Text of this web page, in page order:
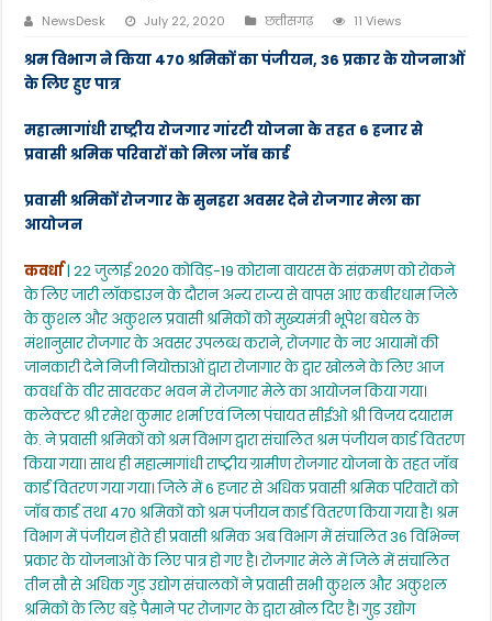
NewsDesk July 22, 2020 छत्तीसगढ़ 11 Views
श्रम विभाग ने किया 470 श्रमिकों का पंजीयन, 36 प्रकार के योजनाओं
के लिए हुए पात्र
महात्मागांधी राष्ट्रीय रोजगार गांरटी योजना के तहत 6 हजार से
प्रवासी श्रमिक परिवारों को मिला जॉब कार्ड
प्रवासी श्रमिकों रोजगार के सुनहरा अवसर देने रोजगार मेला का
आयोजन
कवर्धा| 22 जुलाई 2020 कोविड़-19 कोराना वायरस के संक्रमण को रोकने
के लिए जारी लॉकडाउन के दौरान अन्य राज्य से वापस आए कबीरधाम जिले
के कुशल और अकुशल प्रवासी श्रमिकों को मुख्यमंत्री भूपेश बघेल के
मंशानुसार रोजगार के अवसर उपलब्ध कराने, रोजगार के नए आयामों की
जानकारी देने निजी नियोक्ताओं द्वारा रोजागार के द्वार खोलने के लिए आज
कवर्धा के वीर सावरकर भवन में रोजगार मेले का आयोजन किया गया।
कलेक्टर श्री रमेश कुमार शर्मा एवं जिला पंचायत सीईओ श्री विजय दयाराम
के. ने प्रवासी श्रमिकों को श्रम विभाग द्वारा संचालित श्रम पंजीयन कार्ड वितरण
किया गया। साथ ही महात्मागांधी राष्ट्रीय ग्रामीण रोजगार योजना के तहत जॉब
कार्ड वितरण गया गया। जिले में 6 हजार से अधिक प्रवासी श्रमिक परिवारों को
जॉब कार्ड तथा 470 श्रमिकों को श्रम पंजीयन कार्ड वितरण किया गया है। श्रम
विभाग में पंजीयन होते ही प्रवासी श्रमिक अब विभाग में संचालित 36 विभिन्न
प्रकार के योजनाओं के लिए पात्र हो गए है। रोजगार मेले में जिले में संचालित
तीन सौ से अधिक गुड़ उद्योग संचालकों ने प्रवासी सभी कुशल और अकुशल
श्रमिकों के लिए बड़े पैमाने पर रोजागर के द्वारा खोल दिए है। गुड़ उद्योग